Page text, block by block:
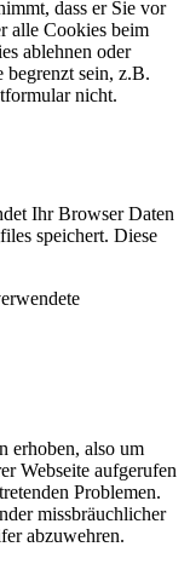
dass er Sie vor
alle Cookies beim
ablehnen oder
begrenzt sein, z.B.
nicht.
Ihr Browser Daten
speichert. Diese
erhoben, also um
Webseite aufgerufen
Problemen.
missbräuchlicher
abzuwehren.